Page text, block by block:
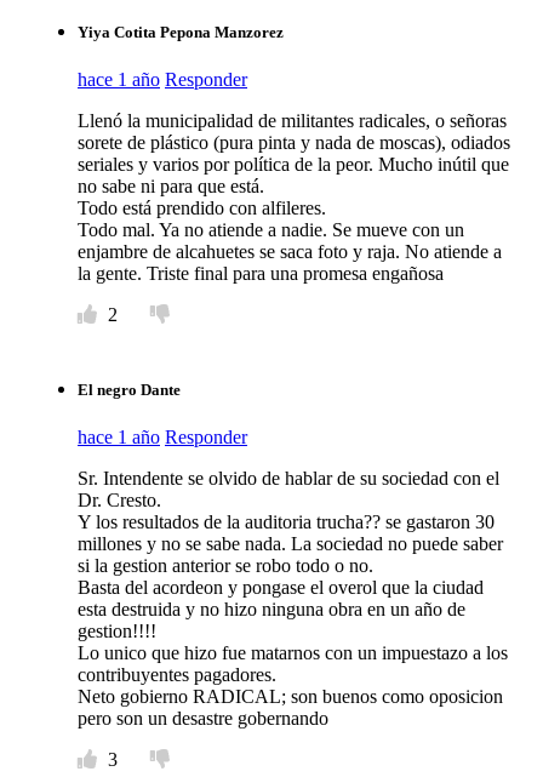
Yiya Cotita Pepona Manzorez
hace 1 año Responder
Llenó la municipalidad de militantes radicales, o señoras
sorete de plástico (pura pinta y nada de moscas), odiados
seriales y varios por política de la peor. Mucho inútil que
no sabe ni para que está.
Todo está prendido con alfileres.
Todo mal. Ya no atiende a nadie. Se mueve con un
enjambre de alcahuetes se saca foto y raja. No atiende a
la gente. Triste final para una promesa engañosa
2
El negro Dante
hace 1 año Responder
Sr. Intendente se olvido de hablar de su sociedad con el
Dr. Cresto.
Y los resultados de la auditoria trucha?? se gastaron 30
millones y no se sabe nada. La sociedad no puede saber
si la gestion anterior se robo todo o no.
Basta del acordeon y pongase el overol que la ciudad
esta destruida y no hizo ninguna obra en un año de
gestion!!!!
Lo unico que hizo fue matarnos con un impuestazo a los
contribuyentes pagadores.
Neto gobierno RADICAL; son buenos como oposicion
pero son un desastre gobernando
3